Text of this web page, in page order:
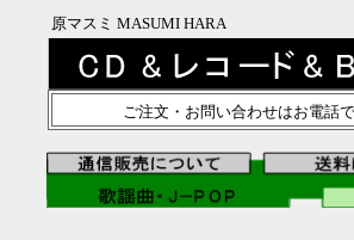
原マスミ MASUMI HARA
ご注文・お問い合わせはお電話